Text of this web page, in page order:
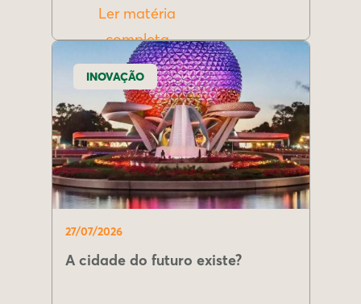
Ler matéria
completa
INOVAÇÃO
27/07/2026
A cidade do futuro existe?